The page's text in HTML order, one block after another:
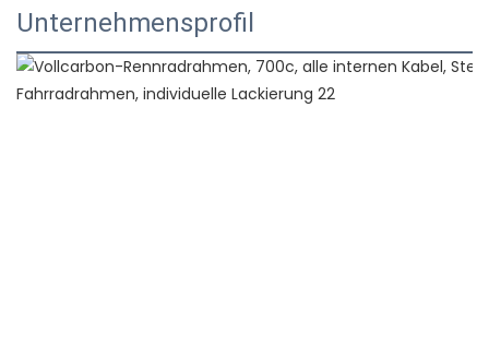
Unternehmensprofil